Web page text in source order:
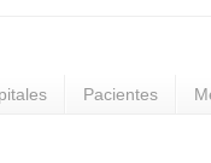
Pacientes